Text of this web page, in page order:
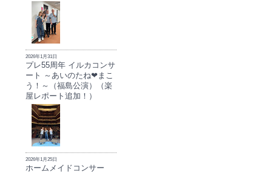
2026年1月31日
プレ55周年 イルカコンサ
ート ～あいのたね❤まこ
う！～（福島公演）（楽
屋レポート追加！）
2026年1月25日
ホームメイドコンサー